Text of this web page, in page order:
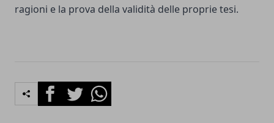
ragioni e la prova della validità delle proprie tesi.
FacebookTwitterWhatsapp